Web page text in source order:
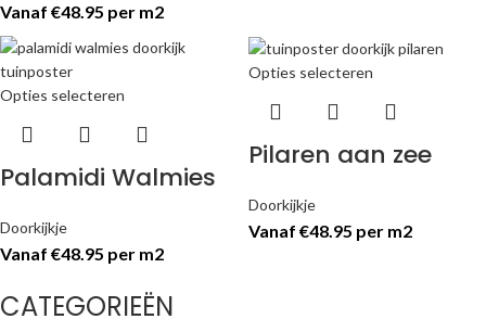
CATEGORIEËN
Vanaf €48.95 per m2
Opties selecteren
Palamidi Walmies
Doorkijkje
Vanaf €48.95 per m2
Opties selecteren
Pilaren aan zee
Doorkijkje
Vanaf €48.95 per m2